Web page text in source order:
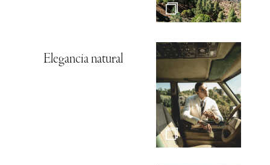
Elegancia natural